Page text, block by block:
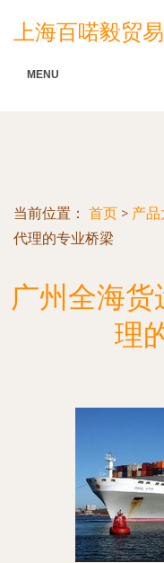
上海百喏毅贸
MENU
当前位置： 首页 > 产品
代理的专业桥梁
广州全海
理